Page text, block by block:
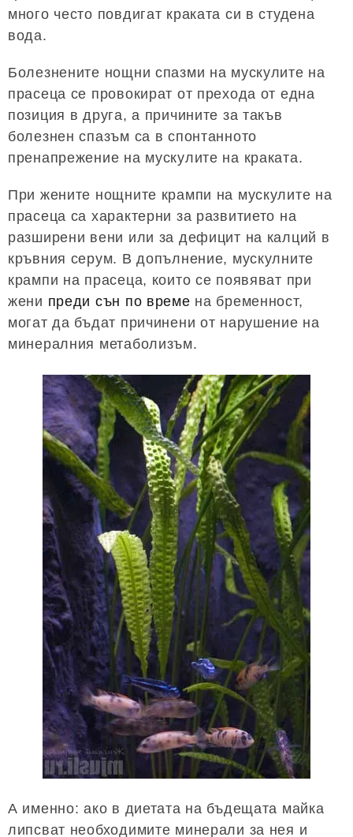
много често повдигат краката си в студена
вода.
Болезнените нощни спазми на мускулите на
прасеца се провокират от прехода от една
позиция в друга, а причините за такъв
болезнен спазъм са в спонтанното
пренапрежение на мускулите на краката.
При жените нощните крампи на мускулите на
прасеца са характерни за развитието на
разширени вени или за дефицит на калций в
кръвния серум. В допълнение, мускулните
крампи на прасеца, които се появяват при
жени преди сън по време на бременност,
могат да бъдат причинени от нарушение на
минералния метаболизъм.
А именно: ако в диетата на бъдещата майка
липсват необходимите минерали за нея и